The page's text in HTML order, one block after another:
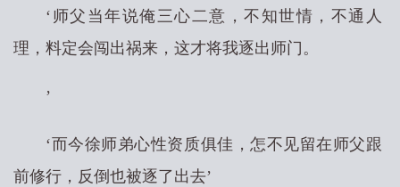
‘师父当年说俺三心二意，不知世情，不通人
理，料定会闯出祸来，这才将我逐出师门。
’
‘而今徐师弟心性资质俱佳，怎不见留在师父跟
前修行，反倒也被逐了出去’